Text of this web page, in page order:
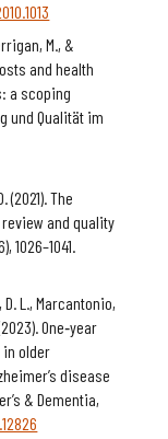
M., &
and health
a scoping
und Qualität im
(2021). The
and quality
1026–1041.
D. L., Marcantonio,
One‐year
older
disease
& Dementia,